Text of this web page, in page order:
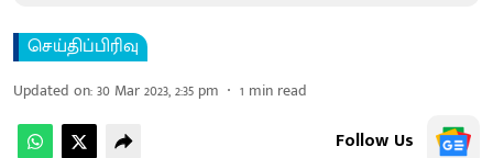
செய்திப்பிரிவு
Updated on:30 Mar 2023, 2:35 pm 1 min read
Follow Us